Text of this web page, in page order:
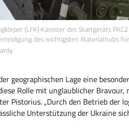
(LFK)-Kanister des Startgeräts
des wichtigsten Materialhubs
geographischen Lage eine
Rolle mit unglaublicher Bravour,
Pistorius. „Durch den Betrieb der
Unterstützung der Ukraine